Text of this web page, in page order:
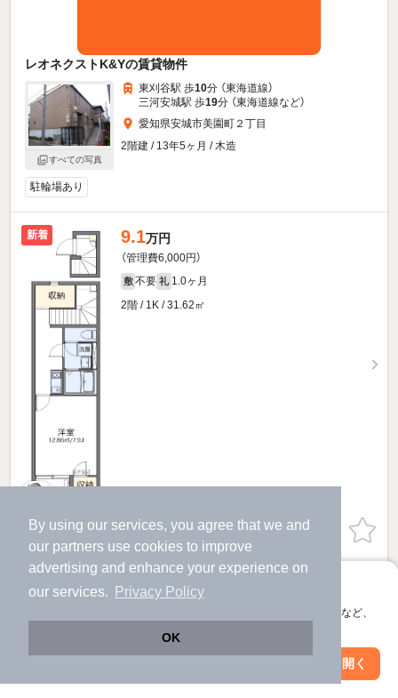
By using our services, you agree that we and
our partners use cookies to improve
advertising and enhance your experience on
our services.
Privacy Policy
OK
アプリに切り替えて、サクサクお部屋探し
会員登録なしですぐ使える。マップ検索やお気に入り保存など、
アプリを開く
レオネクストK&Yの賃貸物件
すべての写真
東刈谷駅 歩10分 （東海道線）
三河安城駅 歩19分 （東海道線など）
愛知県安城市美園町２丁目
2階建 / 13年5ヶ月 / 木造
駐輪場あり
新着 9.1万円
（管理費6,000円）
敷 不要 礼 1.0ヶ月
2階 / 1K / 31.62㎡
物件詳細を見る
提供
6.1万円
（管理費6,000円）
2階 / 1K / 31.62㎡
絞り込み条件を変更